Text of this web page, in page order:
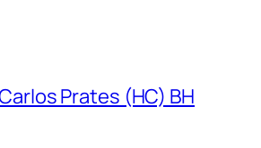
Prates (HC) BH